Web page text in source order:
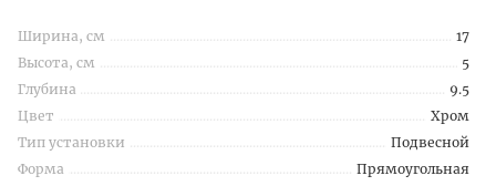
Ширина, см
17
Высота, см
5
Глубина
9.5
Цвет
Хром
Тип установки
Подвесной
Форма
Прямоугольная